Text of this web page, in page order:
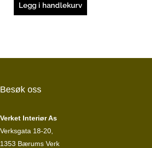
Legg i handlekurv
Besøk oss
Verket Interiør As
Verksgata 18-20,
1353 Bærums Verk